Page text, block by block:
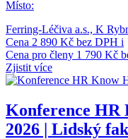
Místo:
Ferring-Léčiva a.s., K
Cena 2 890 Kč bez DPH i
Cena pro členy 1 790 Kč
Zjistit více
Konference HR
2026 | Lidský